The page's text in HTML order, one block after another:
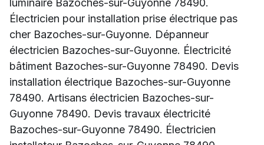
luminaire Bazoches-sur-Guyonne 78490.
Électricien pour installation prise électrique pas
cher Bazoches-sur-Guyonne. Dépanneur
électricien Bazoches-sur-Guyonne. Électricité
bâtiment Bazoches-sur-Guyonne 78490. Devis
installation électrique Bazoches-sur-Guyonne
78490. Artisans électricien Bazoches-sur-
Guyonne 78490. Devis travaux électricité
Bazoches-sur-Guyonne 78490. Électricien